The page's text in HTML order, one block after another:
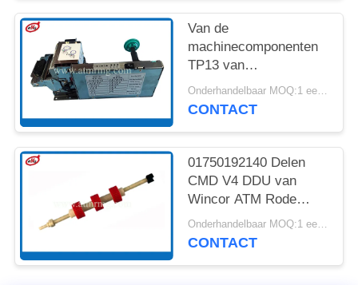
Van de
machinecomponenten
TP13 van
Wincorprocash PC280
ATM het
Onderhandelbaar MOQ:1 eenheid
CONTACT
01750192140 Delen
CMD V4 DDU van
Wincor ATM Rode
Trekker SP met
Schacht
Onderhandelbaar MOQ:1 eenheid
CONTACT